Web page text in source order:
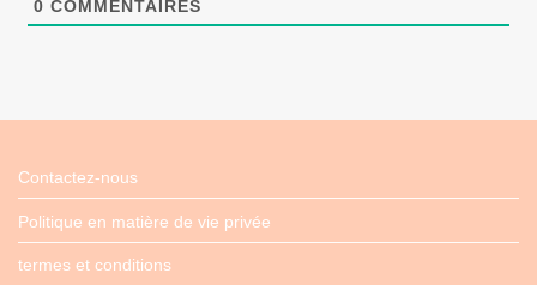
0 COMMENTAIRES
Contactez-nous
Politique en matière de vie privée
termes et conditions